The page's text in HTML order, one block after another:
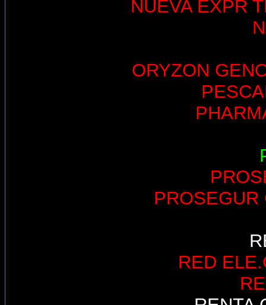
NUEVA EXPR
ORYZON
PROSEGUR
RED